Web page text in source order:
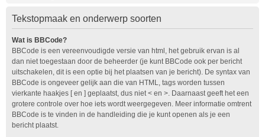
Tekstopmaak en onderwerp soorten
Wat is BBCode?
BBCode is een vereenvoudigde versie van html, het gebruik ervan is al
dan niet toegestaan door de beheerder (je kunt BBCode ook per bericht
uitschakelen, dit is een optie bij het plaatsen van je bericht). De syntax van
BBCode is ongeveer gelijk aan die van HTML, tags worden tussen
vierkante haakjes [ en ] geplaatst, dus niet < en >. Daarnaast geeft het een
grotere controle over hoe iets wordt weergegeven. Meer informatie omtrent
BBCode is te vinden in de handleiding die je kunt openen als je een
bericht plaatst.